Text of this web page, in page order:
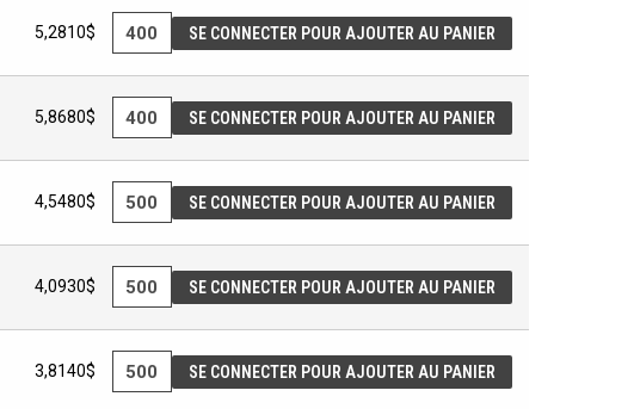
5,2810$ SE CONNECTER POUR AJOUTER AU PANIER
5,8680$ SE CONNECTER POUR AJOUTER AU PANIER
4,5480$ SE CONNECTER POUR AJOUTER AU PANIER
4,0930$ SE CONNECTER POUR AJOUTER AU PANIER
3,8140$ SE CONNECTER POUR AJOUTER AU PANIER